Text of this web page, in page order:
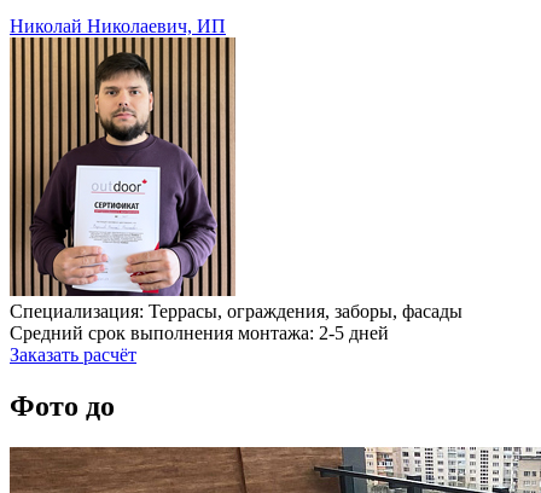
Николай Николаевич, ИП
Специализация: Террасы, ограждения, заборы, фасады
Средний срок выполнения монтажа: 2-5 дней
Заказать расчёт
Фото до